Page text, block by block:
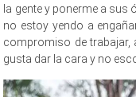
la gente y ponerme a
no estoy yendo a
compromiso de trabajar,
gusta dar la cara y no